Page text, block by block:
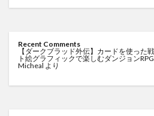
Recent Comments
【ダークブラッド外伝】カードを使った
ト絵グラフィックで楽しむダンジョン
Micheal より